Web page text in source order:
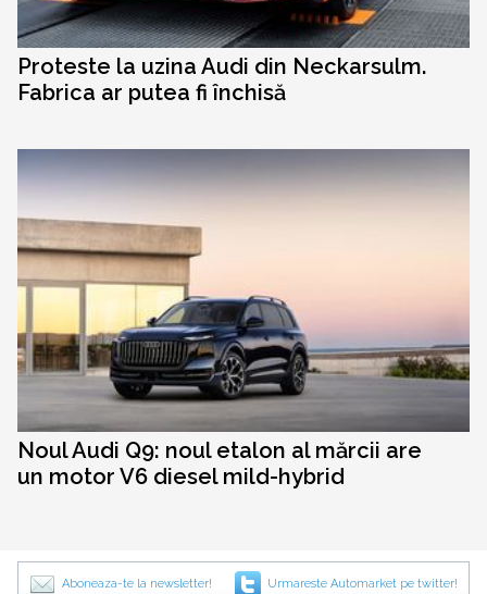
Proteste la uzina Audi din Neckarsulm.
Fabrica ar putea fi închisă
Noul Audi Q9: noul etalon al mărcii are
un motor V6 diesel mild-hybrid
Aboneaza-te la newsletter! Urmareste Automarket pe twitter!